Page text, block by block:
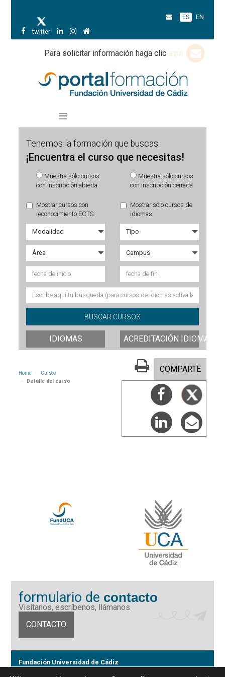
twitter
ES EN
Para solicitar información haga clic aquí
Tenemos la formación que buscas
¡Encuentra el curso que necesitas!
Muestra sólo cursos
con inscripción abierta
Muestra sólo cursos
con inscripción cerrada
Mostrar cursos con
reconocimiento ECTS
Mostrar sólo cursos de
idiomas
IDIOMAS ACREDITACIÓN IDIOMAS
Home
Cursos
Detalle del curso
COMPARTE
formulario de contacto
Visítanos, escríbenos, llámanos
CONTACTO
Fundación Universidad de Cádiz